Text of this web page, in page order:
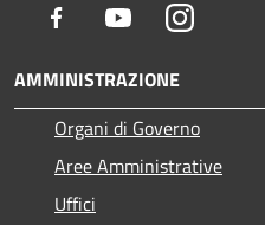
Facebook YoutubeInstagram
AMMINISTRAZIONE
Organi di Governo
Aree Amministrative
Uffici